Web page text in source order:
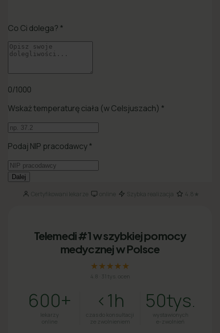
Certyfikowani lekarze· online· Szybka realizacja 4.8★
Telemedi #1 w szybkiej pomocy
medycznej w Polsce
★★★★★
4.8 31 tys. ocen
600+
lekarzy
online
<1h
czas do konsultacji
ze zwolnieniem
50tys.
wystawionych
e-zwolnień